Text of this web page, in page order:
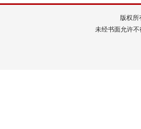
版权
未经书面允许